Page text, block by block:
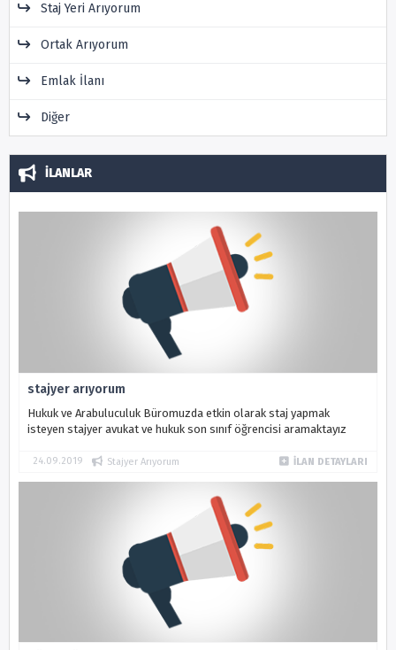
Staj Yeri Arıyorum
Ortak Arıyorum
Emlak İlanı
Diğer
İLANLAR
stajyer arıyorum
Hukuk ve Arabuluculuk Büromuzda etkin olarak staj yapmak
isteyen stajyer avukat ve hukuk son sınıf öğrencisi aramaktayız
24.09.2019 Stajyer Arıyorum İLAN DETAYLARI